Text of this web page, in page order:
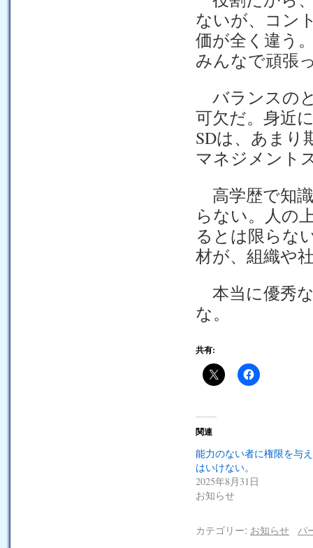
ないが、コン
価が全く違う
みんなで頑張
バランスの
可欠だ。身近
SDは、あまり
マネジメント
高学歴で知
らない。人の
るとは限らな
材が、組織や
本当に優秀
な。
共有:
関連
能力のない者に権限を与
はいけない。
2025年8月31日
お知らせ
カテゴリー: お知らせ
パ